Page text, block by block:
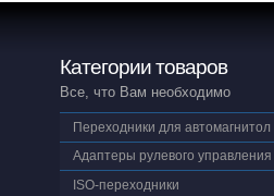
Категории товаров
Все, что Вам необходимо
Переходники для автомагнитол
Адаптеры рулевого управления
ISO-переходники